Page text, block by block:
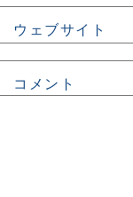
ウェブサイト
コメント